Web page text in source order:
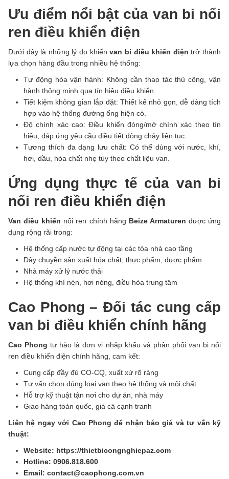
Ưu điểm nổi bật của van bi nối
ren điều khiển điện
Dưới đây là những lý do khiếnvan bi điều khiển điện trở thành
lựa chọn hàng đầu trong nhiều hệ thống:
Tự động hóa vận hành: Không cần thao tác thủ công, vận
hành thông minh qua tín hiệu điều khiển.
Tiết kiệm không gian lắp đặt: Thiết kế nhỏ gọn, dễ dàng tích
hợp vào hệ thống đường ống hiện có.
Độ chính xác cao: Điều khiển đóng/mở chính xác theo tín
hiệu, đáp ứng yêu cầu điều tiết dòng chảy liên tục.
Tương thích đa dạng lưu chất: Có thể dùng với nước, khí,
hơi, dầu, hóa chất nhẹ tùy theo chất liệu van.
Ứng dụng thực tế của van bi
nối ren điều khiển điện
Van điều khiển nối ren chính hãng Beize Armaturen được ứng
dụng rộng rãi trong:
Hệ thống cấp nước tự động tại các tòa nhà cao tầng
Dây chuyền sản xuất hóa chất, thực phẩm, dược phẩm
Nhà máy xử lý nước thải
Hệ thống khí nén, hơi nóng, điều hòa trung tâm
Cao Phong – Đối tác cung cấp
van bi điều khiển chính hãng
Cao Phong tự hào là đơn vị nhập khẩu và phân phối van bi nối
ren điều khiển điện chính hãng, cam kết:
Cung cấp đầy đủ CO-CQ, xuất xứ rõ ràng
Tư vấn chọn đúng loại van theo hệ thống và môi chất
Hỗ trợ kỹ thuật tận nơi cho dự án, nhà máy
Giao hàng toàn quốc, giá cả cạnh tranh
Liên hệ ngay với Cao Phong để nhận báo giá và tư vấn kỹ
thuật:
Website: https://thietbicongnghiepaz.com
Hotline: 0906.818.600
Email: contact@caophong.com.vn